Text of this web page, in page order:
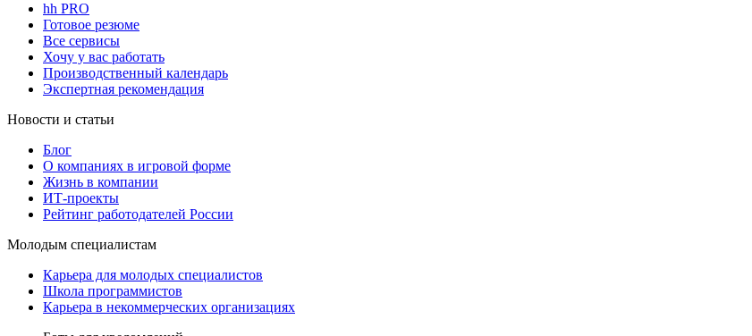
hh PRO
Готовое резюме
Все сервисы
Хочу у вас работать
Производственный календарь
Экспертная рекомендация
Новости и статьи
Блог
О компаниях в игровой форме
Жизнь в компании
ИТ-проекты
Рейтинг работодателей России
Молодым специалистам
Карьера для молодых специалистов
Школа программистов
Карьера в некоммерческих организациях